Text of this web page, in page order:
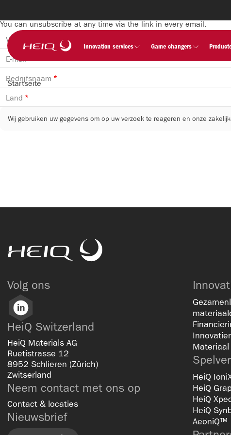
content
Innovation services Game changers
Breadcrumb
Startseite
You can unsubscribe at any time via the link in every email.
Voornaam
E-mail
Bedrijfsnaam
Land
Wij gebruiken uw gegevens om op uw verzoek te reageren en onze
Volg ons
LinkedIn
HeiQ Switzerland
HeiQ Materials AG
Ruetistrasse 12
8952 Schlieren (Zürich)
Zwitserland
Neem contact met ons op
Contact & locaties
Nieuwsbrief
HeiQ
HeiQ
HeiQ
HeiQ
AeoniQ™